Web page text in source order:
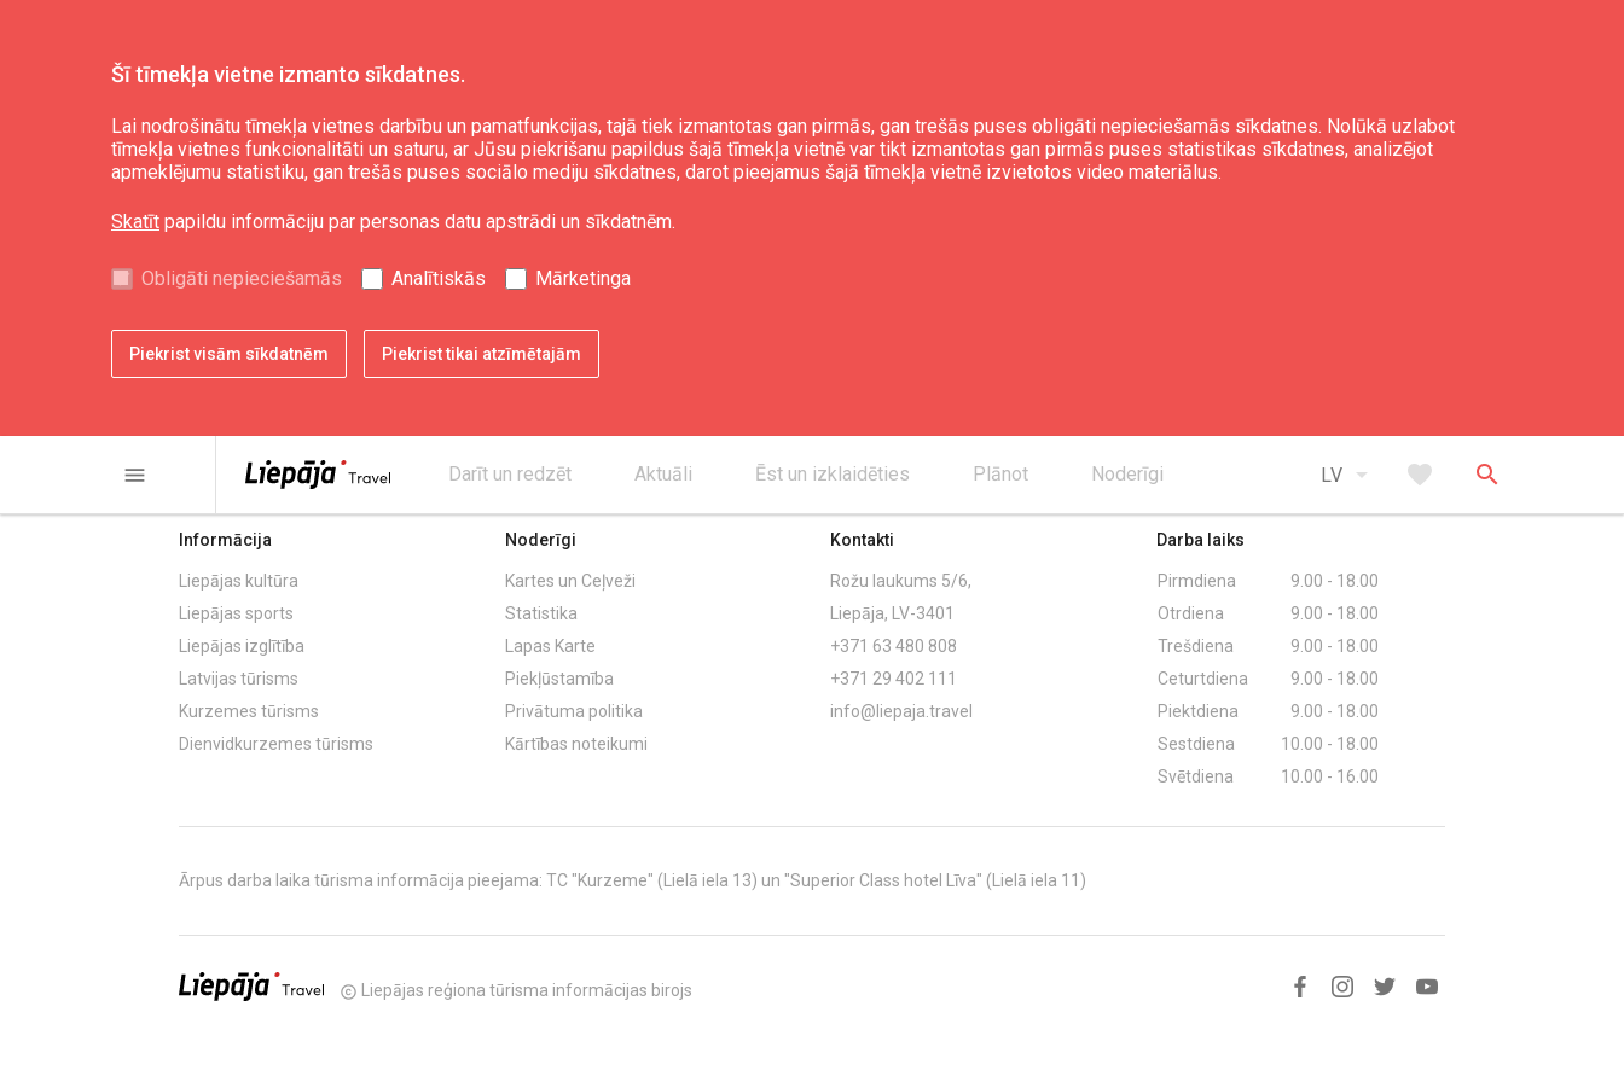
Šī tīmekļa vietne izmanto sīkdatnes.
Lai nodrošinātu tīmekļa vietnes darbību un pamatfunkcijas, tajā tiek izmantotas gan pirmās, gan trešās puses obligāti nepieciešamās sīkdatnes. Nolūkā uzlabot
tīmekļa vietnes funkcionalitāti un saturu, ar Jūsu piekrišanu papildus šajā tīmekļa vietnē var tikt izmantotas gan pirmās puses statistikas sīkdatnes, analizējot
apmeklējumu statistiku, gan trešās puses sociālo mediju sīkdatnes, darot pieejamus šajā tīmekļa vietnē izvietotos video materiālus.
Skatīt papildu informāciju par personas datu apstrādi un sīkdatnēm.
Obligāti nepieciešamās Analītiskās Mārketinga
Piekrist visām sīkdatnēm Piekrist tikai atzīmētajām
menu Darīt un redzēt Aktuāli Ēst un izklaidēties Plānot Noderīgi LV arrow_drop_down favorite search
Rietumu centrs
share print expand_less
Informācija
Liepājas kultūra
Liepājas sports
Liepājas izglītība
Latvijas tūrisms
Kurzemes tūrisms
Dienvidkurzemes tūrisms
Noderīgi
Kartes un Ceļveži
Statistika
Lapas Karte
Piekļūstamība
Privātuma politika
Kārtības noteikumi
Kontakti
Rožu laukums 5/6,
Liepāja, LV-3401
+371 63 480 808
+371 29 402 111
info@liepaja.travel
Darba laiks
Pirmdiena
9.00 - 18.00
Otrdiena
9.00 - 18.00
Trešdiena
9.00 - 18.00
Ceturtdiena
9.00 - 18.00
Piektdiena
9.00 - 18.00
Sestdiena
10.00 - 18.00
Svētdiena
10.00 - 16.00
Ārpus darba laika tūrisma informācija pieejama: TC "Kurzeme" (Lielā iela 13) un "Superior Class hotel Līva" (Lielā iela 11)
copyright Liepājas reģiona tūrisma informācijas birojs